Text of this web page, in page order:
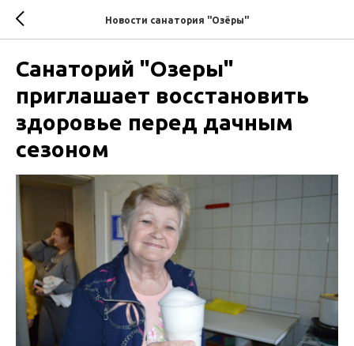
Новости санатория "Озёры"
Санаторий "Озеры"
приглашает восстановить
здоровье перед дачным
сезоном